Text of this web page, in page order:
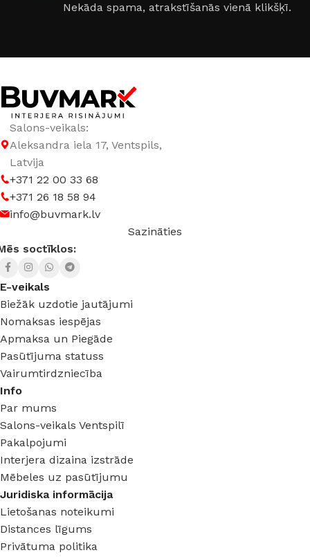
Nekāda spama, atrakstīšanās vienā klikšķī.
Salons-veikals:
Aleksandra iela 17, Ventspils,
Latvija
+371 22 00 33 68
+371 26 18 58 94
info@buvmark.lv
Sazināties
soctīklos:
E-veikals
Biežāk uzdotie jautājumi
Nomaksas iespējas
Apmaksa un Piegāde
Pasūtījuma statuss
Vairumtirdzniecība
Info
Par mums
Salons-veikals Ventspilī
Pakalpojumi
Interjera dizaina izstrāde
Mēbeles uz pasūtījumu
Juridiska informācija
Lietošanas noteikumi
Distances līgums
Privātuma politika